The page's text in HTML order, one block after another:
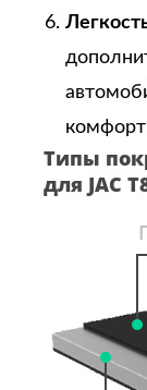
комфорт
Типы
для JAC